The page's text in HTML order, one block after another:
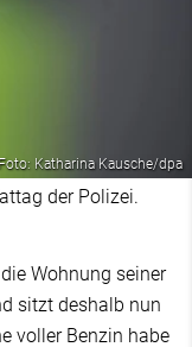
Foto: Katharina Kausche/dpa
der Polizei.
Wohnung seiner
sitzt deshalb nun
voller Benzin habe